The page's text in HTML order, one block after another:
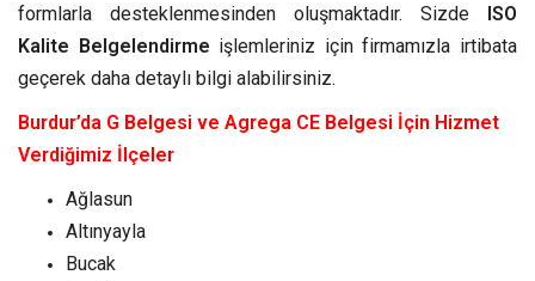
formlarla desteklenmesinden oluşmaktadır. Sizde ISO
Kalite Belgelendirme işlemleriniz için firmamızla irtibata
geçerek daha detaylı bilgi alabilirsiniz.
Burdur’da G Belgesi ve Agrega CE Belgesi İçin Hizmet
Verdiğimiz İlçeler
Ağlasun
Altınyayla
Bucak